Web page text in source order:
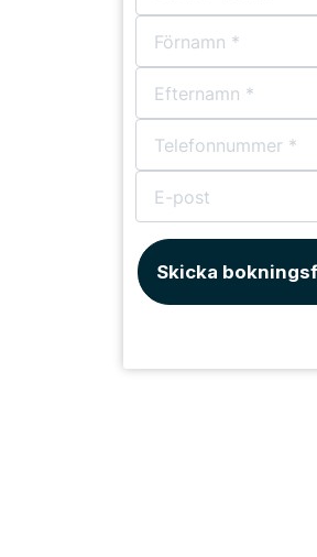
Bårhus
Skicka